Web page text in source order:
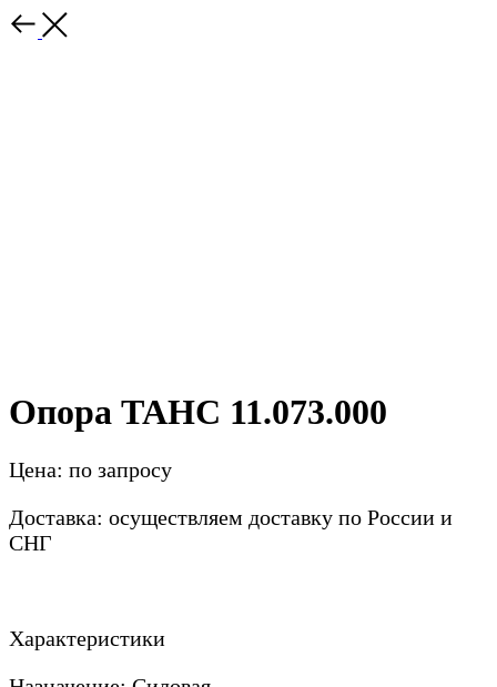
Опора ТАНС 11.073.000
Цена: по запросу
Доставка: осуществляем доставку по России и
СНГ
Характеристики